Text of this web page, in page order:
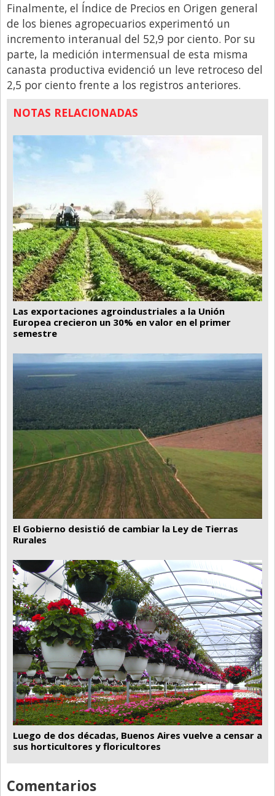
Finalmente, el Índice de Precios en Origen general
de los bienes agropecuarios experimentó un
incremento interanual del 52,9 por ciento. Por su
parte, la medición intermensual de esta misma
canasta productiva evidenció un leve retroceso del
2,5 por ciento frente a los registros anteriores.
NOTAS RELACIONADAS
Las exportaciones agroindustriales a la Unión
Europea crecieron un 30% en valor en el primer
semestre
El Gobierno desistió de cambiar la Ley de Tierras
Rurales
Luego de dos décadas, Buenos Aires vuelve a censar a
sus horticultores y floricultores
Comentarios